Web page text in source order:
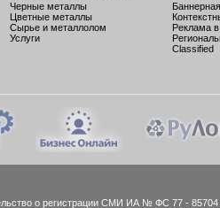
Черные металлы
Цветные металлы
Сырье и металлолом
Услуги
Реклама
Classified
о регистрации СМИ ИА № ФС 77 - 85704